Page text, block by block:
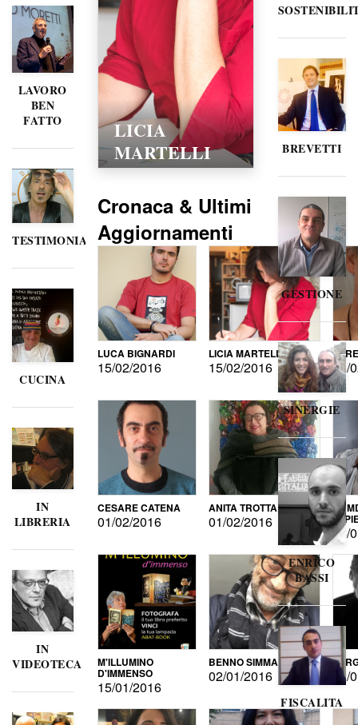
LAVORO
BEN
FATTO
TESTIMONIANZE
CUCINA
IN
LIBRERIA
IN
VIDEOTECA
LICIA
MARTELLI
Cronaca & Ultimi
Aggiornamenti
LUCA BIGNARDI
15/02/2016
LICIA MARTELLI
15/02/2016 15/
CESARE CATENA
01/02/2016
ANITA TROTTA
01/02/2016 DI
15/
M'ILLUMINO
D'IMMENSO
15/01/2016
BENNO SIMMA
02/01/2016
BREVETTI
GESTIONE
SINERGIE
ENRICO
BASSI
FISCALITA